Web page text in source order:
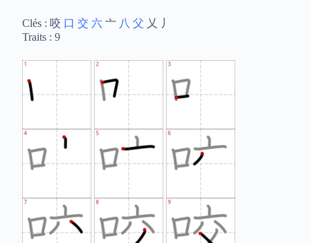
Clés : 咬 口 交 六 亠 八 父 乂 丿
Traits : 9